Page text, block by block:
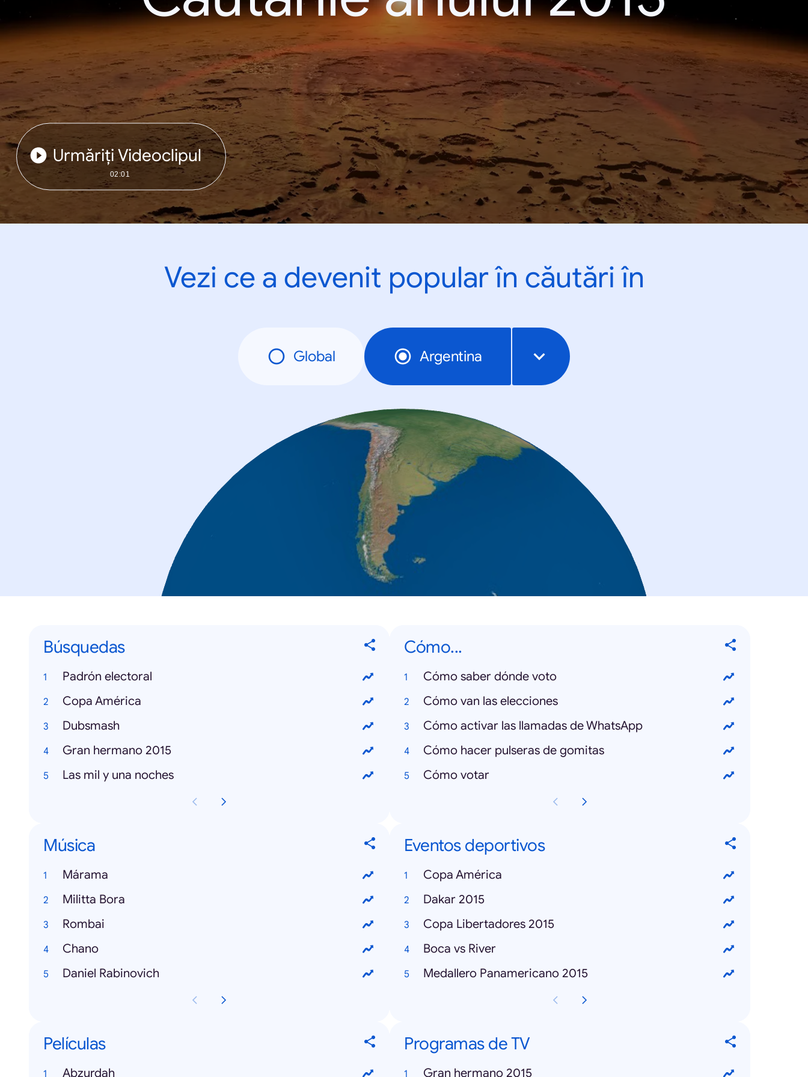
Urmăriți Videoclipul
02:01
Vezi ce a devenit popular în căutări în
Global Argentina
Búsquedas
Padrón electoral
Copa América
Dubsmash
Gran hermano 2015
Las mil y una noches
Cómo...
Cómo saber dónde voto
Cómo van las elecciones
Cómo activar las llamadas de WhatsApp
Cómo hacer pulseras de gomitas
Cómo votar
Música
Márama
Militta Bora
Rombai
Chano
Daniel Rabinovich
Eventos deportivos
Copa América
Dakar 2015
Copa Libertadores 2015
Boca vs River
Medallero Panamericano 2015
Películas
Abzurdah
Programas de TV
Gran hermano 2015